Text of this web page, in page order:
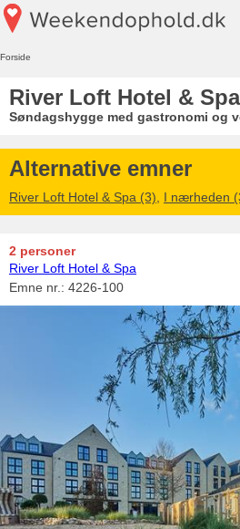
Forside
River Loft Hotel & Spa
Søndagshygge med gastronomi og
Alternative emner
River Loft Hotel & Spa (3) I nærheden
2 personer
River Loft Hotel & Spa
Emne nr.: 4226-100